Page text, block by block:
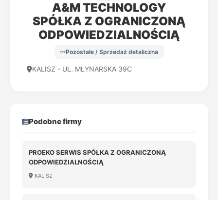
A&M TECHNOLOGY
SPÓŁKA Z OGRANICZONĄ
ODPOWIEDZIALNOŚCIĄ
Pozostałe / Sprzedaż detaliczna
KALISZ - UL. MŁYNARSKA 39C
Podobne firmy
PROEKO SERWIS SPÓŁKA Z OGRANICZONĄ
ODPOWIEDZIALNOŚCIĄ
KALISZ